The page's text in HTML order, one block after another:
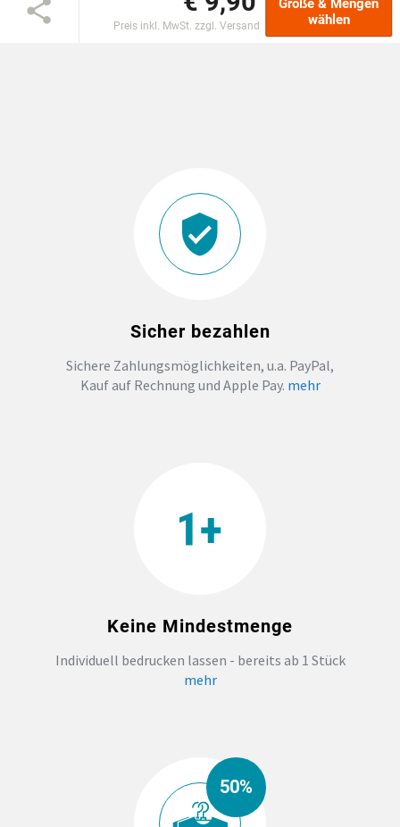
ZAHNARZTPRAXIS
FOTOTASSEN UND MEHR
GROSSBESTELLUNG
Preis inkl. MwSt. zzgl. Versand
Größe & Mengen
wählen
Sicher bezahlen
Sichere Zahlungsmöglichkeiten, u.a. PayPal,
Kauf auf Rechnung und Apple Pay. mehr
Keine Mindestmenge
Individuell bedrucken lassen - bereits ab 1 Stück
mehr
50%